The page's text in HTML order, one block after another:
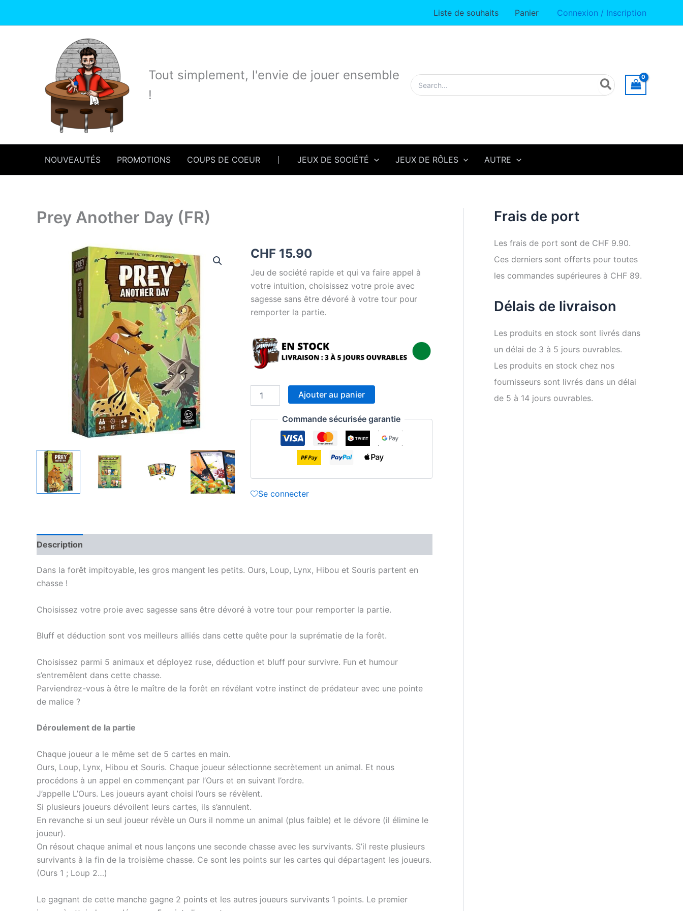
Liste de souhaits Panier Connexion / Inscription
Tout simplement, l'envie de jouer ensemble
!
Rechercher:
NOUVEAUTÉS PROMOTIONS COUPS DE COEUR JEUX DE SOCIÉTÉ JEUX DE RÔLES AUTRE
Prey Another Day (FR)
CHF 15.90
Jeu de société rapide et qui va faire appel à
votre intuition, choisissez votre proie avec
sagesse sans être dévoré à votre tour pour
remporter la partie.
Another
Ajouter au panier
Commande sécurisée garantie
Se connecter
Description
Dans la forêt impitoyable, les gros mangent les petits. Ours, Loup, Lynx, Hibou et Souris partent en
chasse !
Choisissez votre proie avec sagesse sans être dévoré à votre tour pour remporter la partie.
Bluff et déduction sont vos meilleurs alliés dans cette quête pour la suprématie de la forêt.
Choisissez parmi 5 animaux et déployez ruse, déduction et bluff pour survivre. Fun et humour
s’entremêlent dans cette chasse.
Parviendrez-vous à être le maître de la forêt en révélant votre instinct de prédateur avec une pointe
de malice ?
Déroulement de la partie
Chaque joueur a le même set de 5 cartes en main.
Ours, Loup, Lynx, Hibou et Souris. Chaque joueur sélectionne secrètement un animal. Et nous
procédons à un appel en commençant par l’Ours et en suivant l’ordre.
J’appelle L’Ours. Les joueurs ayant choisi l’ours se révèlent.
Si plusieurs joueurs dévoilent leurs cartes, ils s’annulent.
En revanche si un seul joueur révèle un Ours il nomme un animal (plus faible) et le dévore (il élimine le
joueur).
On résout chaque animal et nous lançons une seconde chasse avec les survivants. S’il reste plusieurs
survivants à la fin de la troisième chasse. Ce sont les points sur les cartes qui départagent les joueurs.
(Ours 1 ; Loup 2…)
Le gagnant de cette manche gagne 2 points et les autres joueurs survivants 1 points. Le premier
Frais de port
Les frais de port sont de CHF 9.90.
Ces derniers sont offerts pour toutes
les commandes supérieures à CHF 89.
Délais de livraison
Les produits en stock sont livrés dans
un délai de 3 à 5 jours ouvrables.
Les produits en stock chez nos
fournisseurs sont livrés dans un délai
de 5 à 14 jours ouvrables.
Day
(FR)